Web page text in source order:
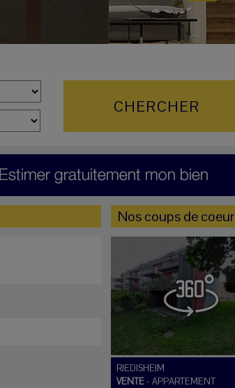
Nos coups de coeur
RIEDISHEIM
VENTE- APPARTEMENT